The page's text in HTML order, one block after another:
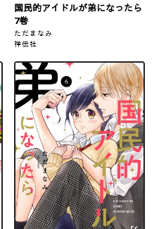
国民的アイドルが弟になったら
7巻
ただまなみ
祥伝社